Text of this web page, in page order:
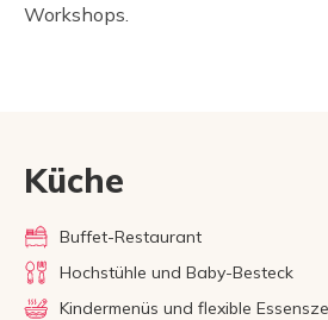
Workshops.
Küche
Buffet-Restaurant
Hochstühle und Baby-Besteck
Kindermenüs und flexible